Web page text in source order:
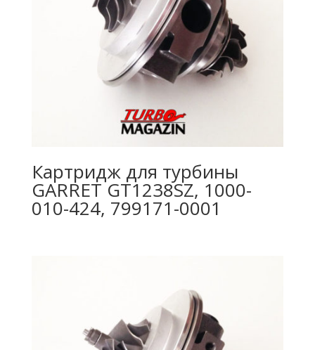
Картридж для турбины
GARRET GT1238SZ, 1000-
010-424, 799171-0001